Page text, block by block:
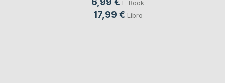
6,99 € E-Book
17,99 € Libro